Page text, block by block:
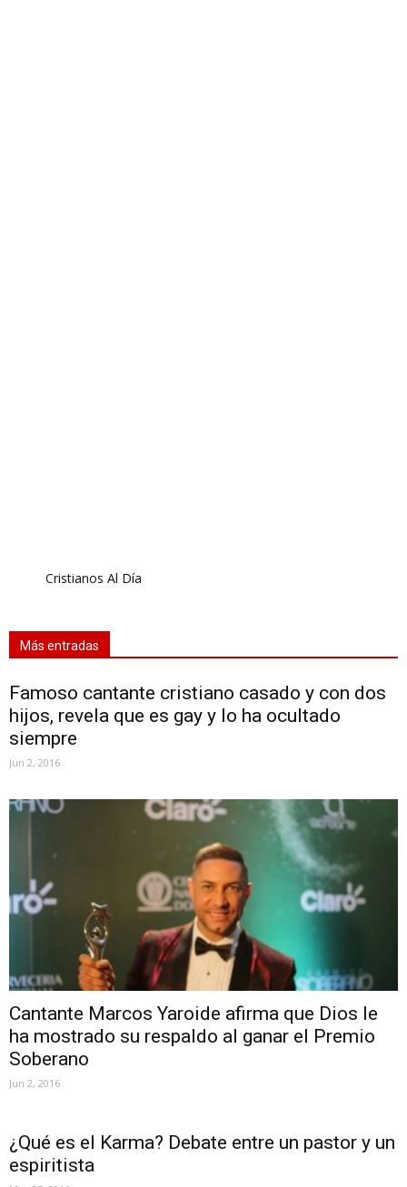
Cristianos Al Día
Más entradas
Famoso cantante cristiano casado y con dos
hijos, revela que es gay y lo ha ocultado
siempre
Jun 2, 2016
Cantante Marcos Yaroide afirma que Dios le
ha mostrado su respaldo al ganar el Premio
Soberano
Jun 2, 2016
¿Qué es el Karma? Debate entre un pastor y un
espiritista